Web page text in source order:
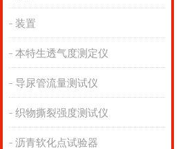
装置
本特生透气度测定仪
导尿管流量测试仪
织物撕裂强度测试仪
沥青软化点试验器